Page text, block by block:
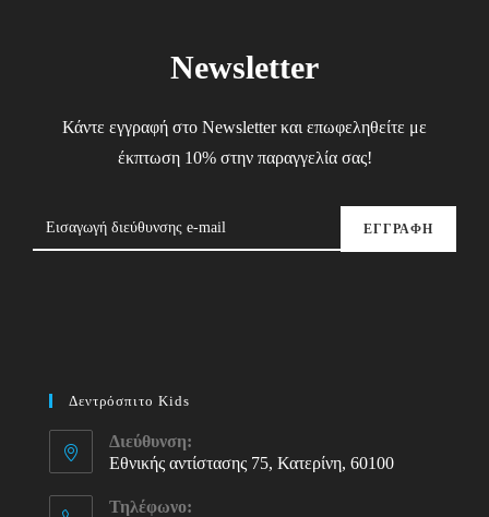
Newsletter
Κάντε εγγραφή στο Newsletter και επωφεληθείτε με
έκπτωση 10% στην παραγγελία σας!
ΕΓΓΡΑΦΗ
Δεντρόσπιτο Kids
Διεύθυνση:
Εθνικής αντίστασης 75, Κατερίνη, 60100
Τηλέφωνο: